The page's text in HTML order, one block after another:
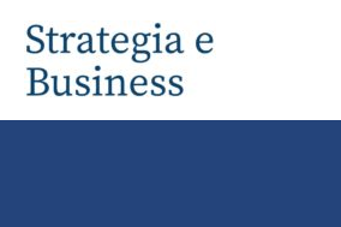
contenuto